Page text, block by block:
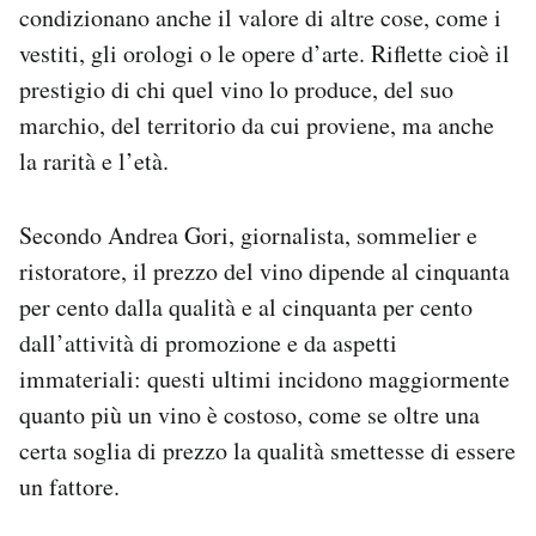
condizionano anche il valore di altre cose, come i
vestiti, gli orologi o le opere d’arte. Riflette cioè il
prestigio di chi quel vino lo produce, del suo
marchio, del territorio da cui proviene, ma anche
la rarità e l’età.
Secondo Andrea Gori, giornalista, sommelier e
ristoratore, il prezzo del vino dipende al cinquanta
per cento dalla qualità e al cinquanta per cento
dall’attività di promozione e da aspetti
immateriali: questi ultimi incidono maggiormente
quanto più un vino è costoso, come se oltre una
certa soglia di prezzo la qualità smettesse di essere
un fattore.